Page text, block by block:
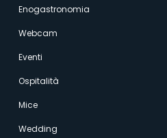
Enogastronomia
Webcam
Eventi
Ospitalità
Mice
Wedding